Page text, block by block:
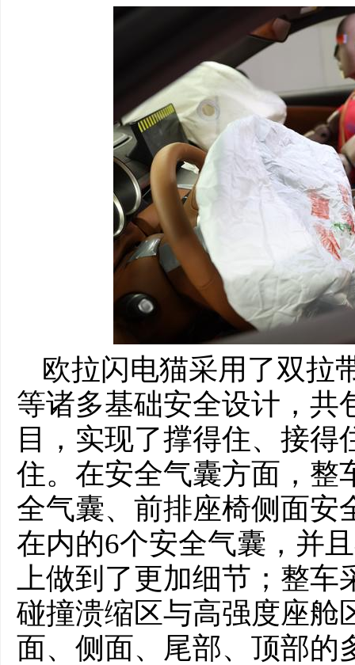
欧拉闪电猫采用了双拉
等诸多基础安全设计，共
目，实现了撑得住、接
住。在安全气囊方面，整
全气囊、前排座椅侧面安
在内的6个安全气囊，并
上做到了更加细节；整
碰撞溃缩区与高强度座舱
面、侧面、尾部、顶部的